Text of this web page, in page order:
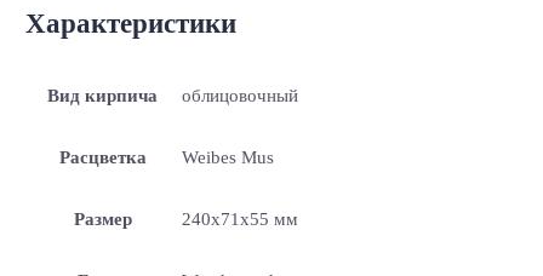
Характеристики
Вид кирпича облицовочный
Расцветка Weibes Mus
Размер 240x71x55 мм